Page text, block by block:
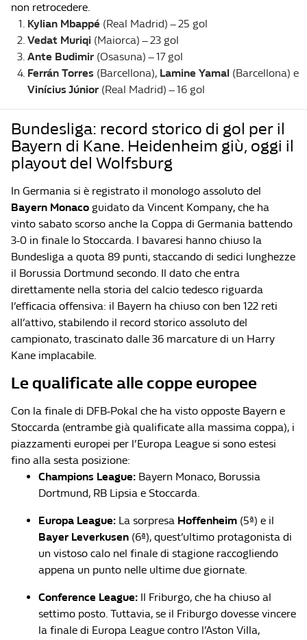
non retrocedere.
Kylian Mbappé (Real Madrid) – 25 gol
Vedat Muriqi (Maiorca) – 23 gol
Ante Budimir (Osasuna) – 17 gol
Ferrán Torres (Barcellona), Lamine Yamal (Barcellona) e
Vinícius Júnior (Real Madrid) – 16 gol
Bundesliga: record storico di gol per il
Bayern di Kane. Heidenheim giù, oggi il
playout del Wolfsburg
In Germania si è registrato il monologo assoluto del
Bayern Monaco guidato da Vincent Kompany, che ha
vinto sabato scorso anche la Coppa di Germania battendo
3-0 in finale lo Stoccarda. I bavaresi hanno chiuso la
Bundesliga a quota 89 punti, staccando di sedici lunghezze
il Borussia Dortmund secondo. Il dato che entra
direttamente nella storia del calcio tedesco riguarda
l’efficacia offensiva: il Bayern ha chiuso con ben 122 reti
all’attivo, stabilendo il record storico assoluto del
campionato, trascinato dalle 36 marcature di un Harry
Kane implacabile.
Le qualificate alle coppe europee
Con la finale di DFB-Pokal che ha visto opposte Bayern e
Stoccarda (entrambe già qualificate alla massima coppa), i
piazzamenti europei per l’Europa League si sono estesi
fino alla sesta posizione:
Champions League: Bayern Monaco, Borussia
Dortmund, RB Lipsia e Stoccarda.
Europa League: La sorpresa Hoffenheim (5ª) e il
Bayer Leverkusen (6ª), quest’ultimo protagonista di
un vistoso calo nel finale di stagione raccogliendo
appena un punto nelle ultime due giornate.
Conference League: Il Friburgo, che ha chiuso al
settimo posto. Tuttavia, se il Friburgo dovesse vincere
la finale di Europa League contro l’Aston Villa,